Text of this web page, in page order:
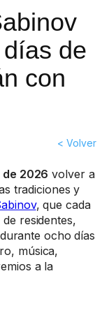
de
con
< Volver
de 2026 volver a
tradiciones y
, que cada
residentes,
ocho días
música,
a la